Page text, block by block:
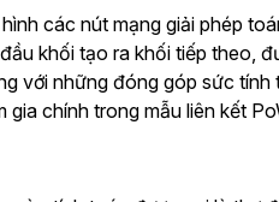
các nút mạng giải phép
khối tạo ra khối tiếp theo,
với những đóng góp sức tính
gia chính trong mẫu liên kết